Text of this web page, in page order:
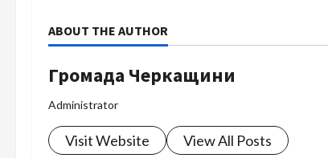
ABOUT THE AUTHOR
Громада Черкащини
Administrator
Visit Website View All Posts